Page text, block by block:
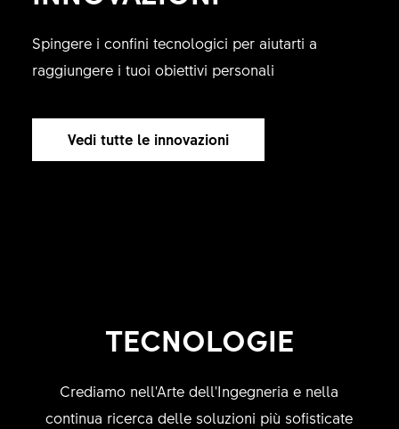
Spingere i confini tecnologici per aiutarti a
raggiungere i tuoi obiettivi personali
Vedi tutte le innovazioni
TECNOLOGIE
Crediamo nell'Arte dell'Ingegneria e nella
continua ricerca delle soluzioni più sofisticate